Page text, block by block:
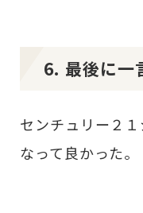
6. 最後に一
センチュリー２
なって良かった。